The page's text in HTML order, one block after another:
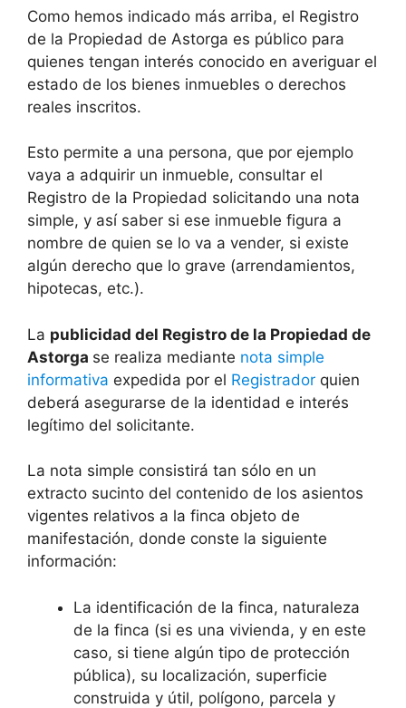
Como hemos indicado más arriba, el Registro
de la Propiedad de Astorga es público para
quienes tengan interés conocido en averiguar el
estado de los bienes inmuebles o derechos
reales inscritos.
Esto permite a una persona, que por ejemplo
vaya a adquirir un inmueble, consultar el
Registro de la Propiedad solicitando una nota
simple, y así saber si ese inmueble figura a
nombre de quien se lo va a vender, si existe
algún derecho que lo grave (arrendamientos,
hipotecas, etc.).
La publicidad del Registro de la Propiedad de
Astorga se realiza mediante nota simple
informativa expedida por el Registrador quien
deberá asegurarse de la identidad e interés
legítimo del solicitante.
La nota simple consistirá tan sólo en un
extracto sucinto del contenido de los asientos
vigentes relativos a la finca objeto de
manifestación, donde conste la siguiente
información:
La identificación de la finca, naturaleza
de la finca (si es una vivienda, y en este
caso, si tiene algún tipo de protección
pública), su localización, superficie
construida y útil, polígono, parcela y